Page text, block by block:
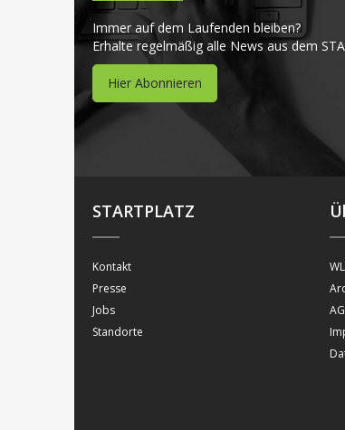
Immer auf dem Laufenden bleiben?
Erhalte regelmäßig alle News aus dem
Hier Abonnieren
STARTPLATZ
Kontakt
Presse
Jobs
Standorte